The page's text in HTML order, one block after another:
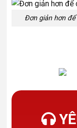
Đơn giản hơn